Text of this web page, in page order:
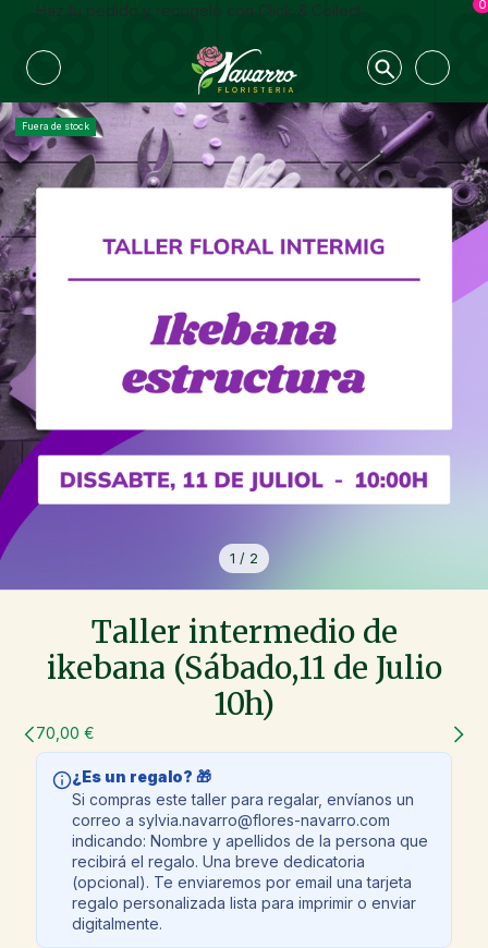
Haz tu pedido y recogelo con Click & Collect 0
Fuera de stock
1 / 2
Taller intermedio de
ikebana (Sábado,11 de Julio
10h)
70,00 €
¿Es un regalo? 🎁
Si compras este taller para regalar, envíanos un
correo a sylvia.navarro@flores-navarro.com
indicando: Nombre y apellidos de la persona que
recibirá el regalo. Una breve dedicatoria
(opcional). Te enviaremos por email una tarjeta
regalo personalizada lista para imprimir o enviar
digitalmente.